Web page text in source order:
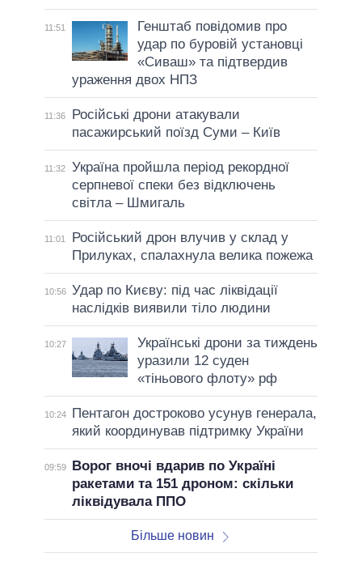
11:51
Генштаб повідомив про
удар по буровій установці
«Сиваш» та підтвердив
ураження двох НПЗ
11:36
Російські дрони атакували
пасажирський поїзд Суми – Київ
11:32
Україна пройшла період рекордної
серпневої спеки без відключень
світла – Шмигаль
11:01
Російський дрон влучив у склад у
Прилуках, спалахнула велика пожежа
10:56 Удар по Києву: під час ліквідації
наслідків виявили тіло людини
10:27
Українські дрони за тиждень
уразили 12 суден
«тіньового флоту» рф
10:24
Пентагон достроково усунув генерала,
який координував підтримку України
09:59
Ворог вночі вдарив по Україні
ракетами та 151 дроном: скільки
ліквідувала ППО
Більше новин